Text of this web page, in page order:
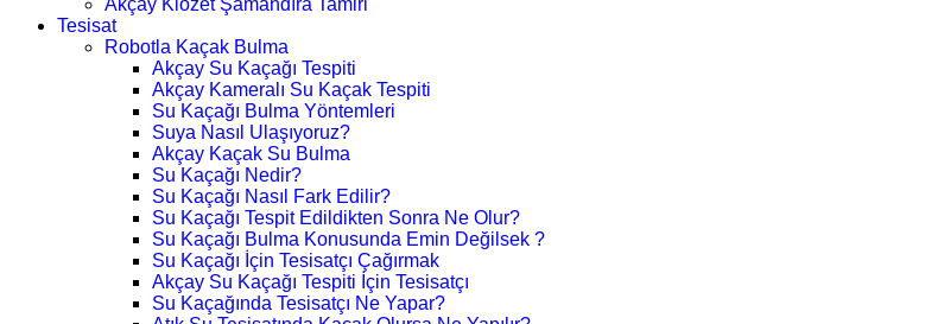
Akçay Klozet Şamandıra Tamiri
Tesisat
Robotla Kaçak Bulma
Akçay Su Kaçağı Tespiti
Akçay Kameralı Su Kaçak Tespiti
Su Kaçağı Bulma Yöntemleri
Suya Nasıl Ulaşıyoruz?
Akçay Kaçak Su Bulma
Su Kaçağı Nedir?
Su Kaçağı Nasıl Fark Edilir?
Su Kaçağı Tespit Edildikten Sonra Ne Olur?
Su Kaçağı Bulma Konusunda Emin Değilsek ?
Su Kaçağı İçin Tesisatçı Çağırmak
Akçay Su Kaçağı Tespiti İçin Tesisatçı
Su Kaçağında Tesisatçı Ne Yapar?